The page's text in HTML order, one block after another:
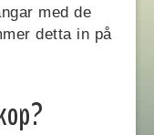
med de
detta in på